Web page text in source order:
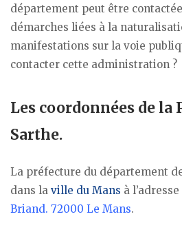
département peut être
démarches liées à la
manifestations sur la voie
contacter cette administration ?
Les coordonnées de la
Sarthe.
La préfecture du département
dans la ville du Mans à l’adresse
Briand. 72000 Le Mans.